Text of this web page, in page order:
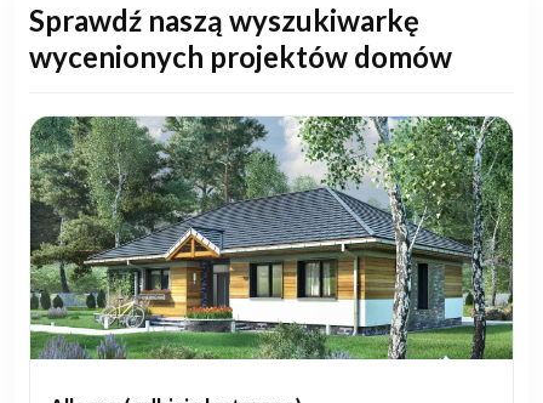
Sprawdź naszą wyszukiwarkę
wycenionych projektów domów